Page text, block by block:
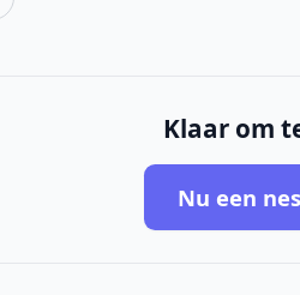
Klaar om
Nu een